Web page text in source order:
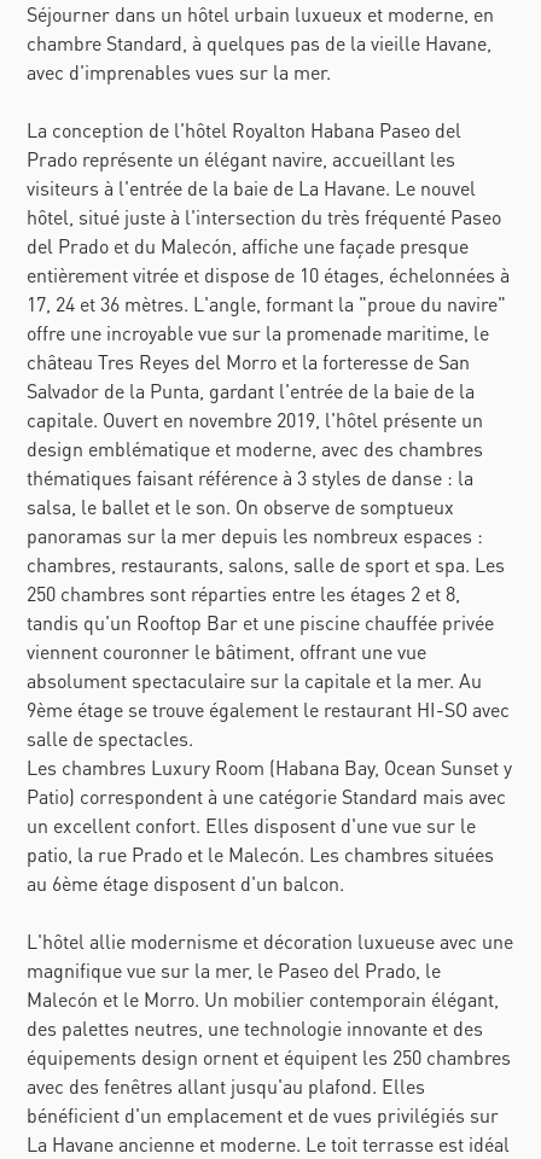
Séjourner dans un hôtel urbain luxueux et moderne, en
chambre Standard, à quelques pas de la vieille Havane,
avec d'imprenables vues sur la mer.
La conception de l'hôtel Royalton Habana Paseo del
Prado représente un élégant navire, accueillant les
visiteurs à l'entrée de la baie de La Havane. Le nouvel
hôtel, situé juste à l'intersection du très fréquenté Paseo
del Prado et du Malecón, affiche une façade presque
entièrement vitrée et dispose de 10 étages, échelonnées à
17, 24 et 36 mètres. L'angle, formant la "proue du navire"
offre une incroyable vue sur la promenade maritime, le
château Tres Reyes del Morro et la forteresse de San
Salvador de la Punta, gardant l'entrée de la baie de la
capitale. Ouvert en novembre 2019, l'hôtel présente un
design emblématique et moderne, avec des chambres
thématiques faisant référence à 3 styles de danse : la
salsa, le ballet et le son. On observe de somptueux
panoramas sur la mer depuis les nombreux espaces :
chambres, restaurants, salons, salle de sport et spa. Les
250 chambres sont réparties entre les étages 2 et 8,
tandis qu'un Rooftop Bar et une piscine chauffée privée
viennent couronner le bâtiment, offrant une vue
absolument spectaculaire sur la capitale et la mer. Au
9ème étage se trouve également le restaurant HI-SO avec
salle de spectacles.
Les chambres Luxury Room (Habana Bay, Ocean Sunset y
Patio) correspondent à une catégorie Standard mais avec
un excellent confort. Elles disposent d'une vue sur le
patio, la rue Prado et le Malecón. Les chambres situées
au 6ème étage disposent d'un balcon.
L'hôtel allie modernisme et décoration luxueuse avec une
magnifique vue sur la mer, le Paseo del Prado, le
Malecón et le Morro. Un mobilier contemporain élégant,
des palettes neutres, une technologie innovante et des
équipements design ornent et équipent les 250 chambres
avec des fenêtres allant jusqu'au plafond. Elles
bénéficient d'un emplacement et de vues privilégiés sur
La Havane ancienne et moderne. Le toit terrasse est idéal